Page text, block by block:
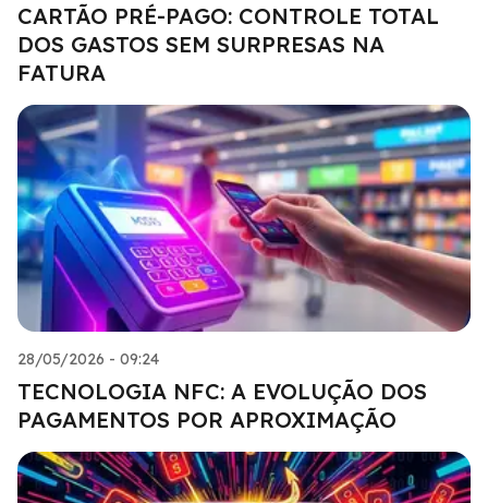
CARTÃO PRÉ-PAGO: CONTROLE TOTAL
DOS GASTOS SEM SURPRESAS NA
FATURA
28/05/2026 - 09:24
TECNOLOGIA NFC: A EVOLUÇÃO DOS
PAGAMENTOS POR APROXIMAÇÃO